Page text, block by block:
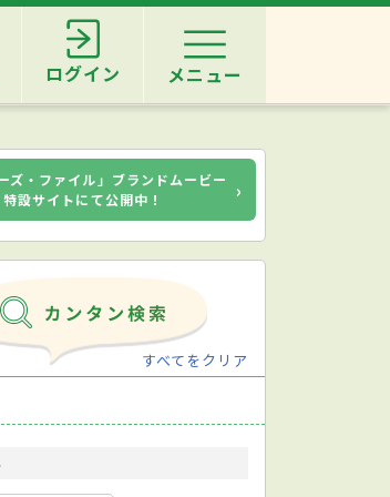
ログイン メニュー
ズ・ファイル」ブランドムービー
特設サイトにて公開中！
›
すべてをクリア